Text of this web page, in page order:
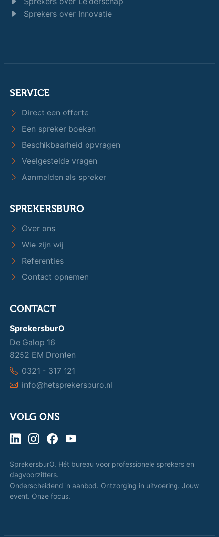
Sprekers over Innovatie
SERVICE
Direct een offerte
Een spreker boeken
Beschikbaarheid opvragen
Veelgestelde vragen
Aanmelden als spreker
SPREKERSBURO
Over ons
Wie zijn wij
Referenties
Contact opnemen
CONTACT
SprekersburO
De Galop 16
8252 EM Dronten
0321 - 317 121
info@hetsprekersburo.nl
VOLG ONS
SprekersburO. Hét bureau voor professionele sprekers en
dagvoorzitters.
Onderscheidend in aanbod. Ontzorging in uitvoering. Jouw
event. Onze focus.